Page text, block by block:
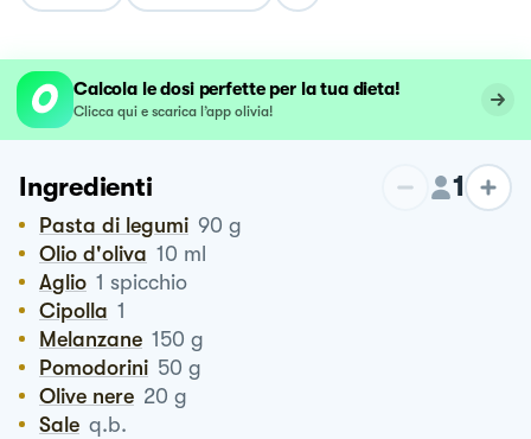
Calcola le dosi perfette per la tua dieta!
Clicca qui e scarica l’app olivia!
Ingredienti 1
Pasta di legumi 90 g
Olio d'oliva 10 ml
Aglio 1 spicchio
Cipolla 1
Melanzane 150 g
Pomodorini 50 g
Olive nere 20 g
Sale q.b.